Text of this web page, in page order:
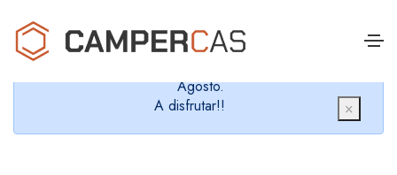
Cerramos en verano, que nos queremos dar un
chapuzón y refrescarnos.
Agosto.
A disfrutar!!
×